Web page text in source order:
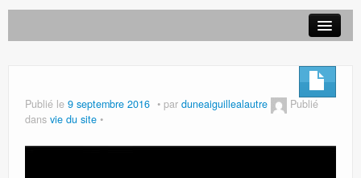
Publié le 9 septembre 2016 par duneaiguillealautre
Publié
dans vie du site